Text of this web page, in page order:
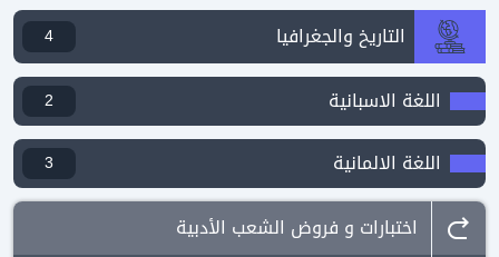
التاريخ والجغرافيا 4
اللغة الاسبانية 2
اللغة الالمانية 3
اختبارات و فروض الشعب الأدبية